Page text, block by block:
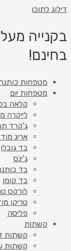
דילוג לתוכן
בחינם!
מטפחות כותנה
מטפחות יום
קלאה
לייקרה
ג'קרד
אריג
בד גובלן
ג'ינס
בד
בד קומו
לורקס
טריקו
פליסה
קשתות
קשתות
קשתות